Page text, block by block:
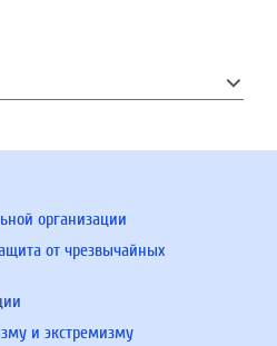
организации
от чрезвычайных
и экстремизму